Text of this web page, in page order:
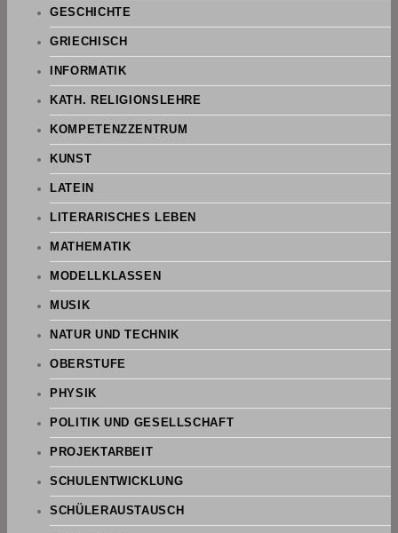
GESCHICHTE
GRIECHISCH
INFORMATIK
KATH. RELIGIONSLEHRE
KOMPETENZZENTRUM
KUNST
LATEIN
LITERARISCHES LEBEN
MATHEMATIK
MODELLKLASSEN
MUSIK
NATUR UND TECHNIK
OBERSTUFE
PHYSIK
POLITIK UND GESELLSCHAFT
PROJEKTARBEIT
SCHULENTWICKLUNG
SCHÜLERAUSTAUSCH